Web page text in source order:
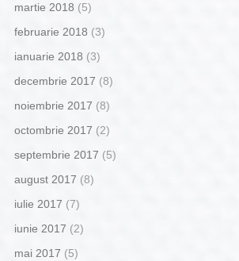
martie 2018 (5)
februarie 2018 (3)
ianuarie 2018 (3)
decembrie 2017 (8)
noiembrie 2017 (8)
octombrie 2017 (2)
septembrie 2017 (5)
august 2017 (8)
iulie 2017 (7)
iunie 2017 (2)
mai 2017 (5)